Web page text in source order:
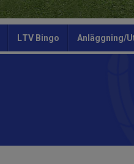
LTV Bingo Anläggning/